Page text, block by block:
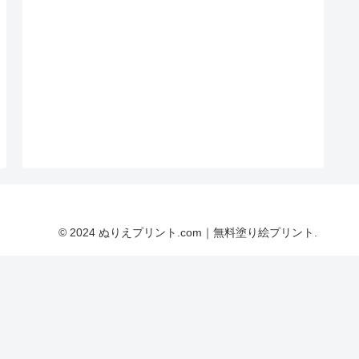
© 2024 ぬりえプリント.com｜無料塗り絵プリント.